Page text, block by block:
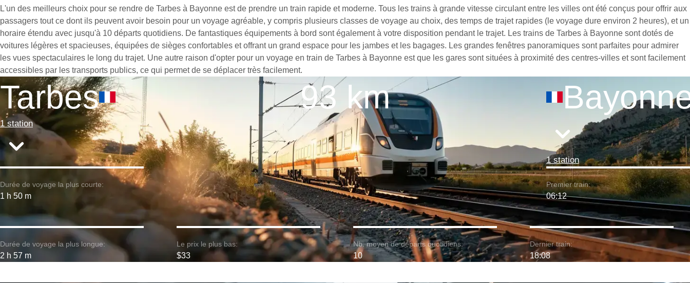
L'un des meilleurs choix pour se rendre de Tarbes à Bayonne est de prendre un train rapide et moderne. Tous les trains à grande vitesse circulant entre les villes ont été conçus pour offrir aux
passagers tout ce dont ils peuvent avoir besoin pour un voyage agréable, y compris plusieurs classes de voyage au choix, des temps de trajet rapides (le voyage dure environ 2 heures), et un
horaire étendu avec jusqu'à 10 départs quotidiens. De fantastiques équipements à bord sont également à votre disposition pendant le trajet. Les trains de Tarbes à Bayonne sont dotés de
voitures légères et spacieuses, équipées de sièges confortables et offrant un grand espace pour les jambes et les bagages. Les grandes fenêtres panoramiques sont parfaites pour admirer
les vues spectaculaires le long du trajet. Une autre raison d'opter pour un voyage en train de Tarbes à Bayonne est que les gares sont situées à proximité des centres-villes et sont facilement
accessibles par les transports publics, ce qui permet de se déplacer très facilement.
Tarbes
1 station
93 km
1 station
Durée de voyage la plus courte:
1 h 50 m
Premier train:
06:12
Durée de voyage la plus longue:
2 h 57 m
Le prix le plus bas:
$33
Nb. moyen de départs quotidiens:
10
Dernier train:
18:08